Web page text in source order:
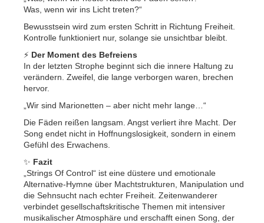
Was, wenn wir ins Licht treten?“
Bewusstsein wird zum ersten Schritt in Richtung Freiheit.
Kontrolle funktioniert nur, solange sie unsichtbar bleibt.
⚡ Der Moment des Befreiens
In der letzten Strophe beginnt sich die innere Haltung zu
verändern. Zweifel, die lange verborgen waren, brechen
hervor.
„Wir sind Marionetten – aber nicht mehr lange…“
Die Fäden reißen langsam. Angst verliert ihre Macht. Der
Song endet nicht in Hoffnungslosigkeit, sondern in einem
Gefühl des Erwachens.
✨ Fazit
„Strings Of Control“ ist eine düstere und emotionale
Alternative-Hymne über Machtstrukturen, Manipulation und
die Sehnsucht nach echter Freiheit. Zeitenwanderer
verbindet gesellschaftskritische Themen mit intensiver
musikalischer Atmosphäre und erschafft einen Song, der